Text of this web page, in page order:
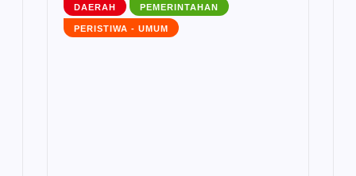
DAERAH PEMERINTAHAN
PERISTIWA - UMUM